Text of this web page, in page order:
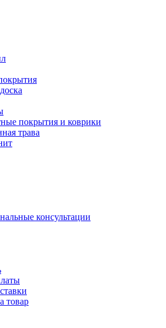
покрытия и коврики
трава
консультации
товар